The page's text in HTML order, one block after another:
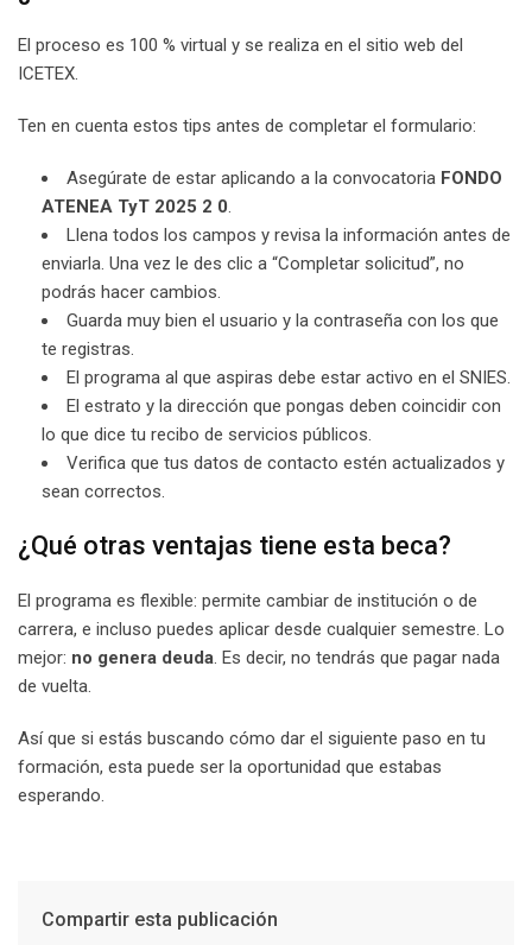
El proceso es 100 % virtual y se realiza en el sitio web del
ICETEX.
Ten en cuenta estos tips antes de completar el formulario:
Asegúrate de estar aplicando a la convocatoria FONDO
ATENEA TyT 2025 2 0.
Llena todos los campos y revisa la información antes de
enviarla. Una vez le des clic a “Completar solicitud”, no
podrás hacer cambios.
Guarda muy bien el usuario y la contraseña con los que
te registras.
El programa al que aspiras debe estar activo en el SNIES.
El estrato y la dirección que pongas deben coincidir con
lo que dice tu recibo de servicios públicos.
Verifica que tus datos de contacto estén actualizados y
sean correctos.
¿Qué otras ventajas tiene esta beca?
El programa es flexible: permite cambiar de institución o de
carrera, e incluso puedes aplicar desde cualquier semestre. Lo
mejor: no genera deuda. Es decir, no tendrás que pagar nada
de vuelta.
Así que si estás buscando cómo dar el siguiente paso en tu
formación, esta puede ser la oportunidad que estabas
esperando.
Compartir esta publicación